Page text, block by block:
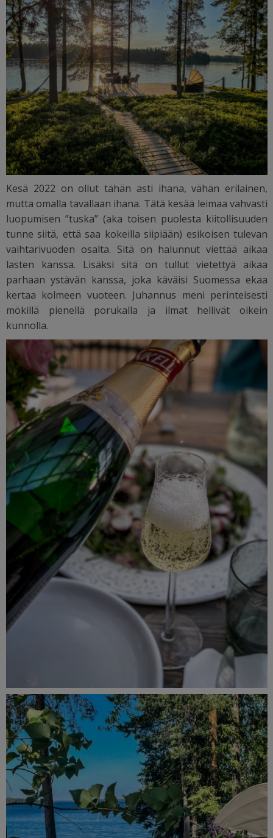
Kesä 2022 on ollut tähän asti ihana, vähän erilainen,
mutta omalla tavallaan ihana. Tätä kesää leimaa vahvasti
luopumisen ”tuska” (aka toisen puolesta kiitollisuuden
tunne siitä, että saa kokeilla siipiään) esikoisen tulevan
vaihtarivuoden osalta. Sitä on halunnut viettää aikaa
lasten kanssa. Lisäksi sitä on tullut vietettyä aikaa
parhaan ystävän kanssa, joka käväisi Suomessa ekaa
kertaa kolmeen vuoteen. Juhannus meni perinteisesti
mökillä pienellä porukalla ja ilmat hellivät oikein
kunnolla.